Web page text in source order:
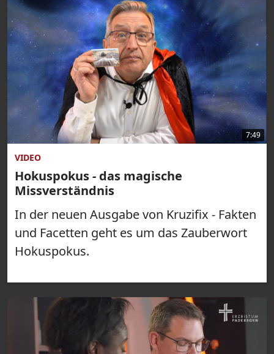
7:49
VIDEO
Hokuspokus - das magische
Missverständnis
In der neuen Ausgabe von Kruzifix - Fakten
und Facetten geht es um das Zauberwort
Hokuspokus.